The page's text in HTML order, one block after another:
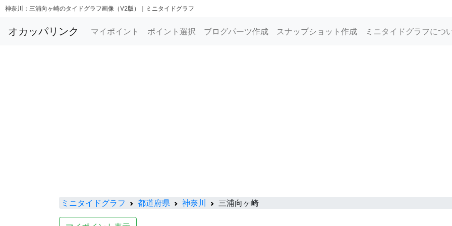
神奈川：三浦向ヶ崎のタイドグラフ画像（V2版）｜ミニタイドグラフ
オカッパリンク マイポイント ポイント選択 ブログパーツ作成 スナップショット作成 ミニタイドグラフにつ
ミニタイドグラフ 都道府県 神奈川 三浦向ヶ崎